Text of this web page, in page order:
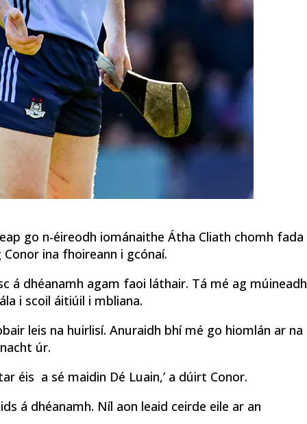
go n-éireodh iománaithe Átha Cliath chomh fada
ina fhoireann i gcónaí.
á dhéanamh agam faoi láthair. Tá mé ag múineadh
i scoil áitiúil i mbliana.
leis na huirlisí. Anuraidh bhí mé go hiomlán ar na
úr.
éis a sé maidin Dé Luain,’ a dúirt Conor.
á dhéanamh. Níl aon leaid ceirde eile ar an